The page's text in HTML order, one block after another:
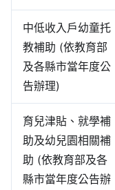
中低收入戶幼童托
教補助 (依教育部
及各縣市當年度公
告辦理)
育兒津貼、就學補
助及幼兒園相關補
助 (依教育部及各
縣市當年度公告辦